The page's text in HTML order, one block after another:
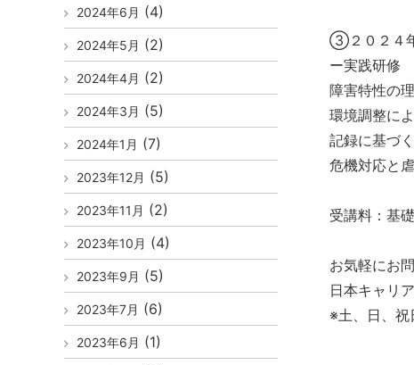
③２０２４
ー実践研修
障害特性の
環境調整に
記録に基づ
危機対応と
受講料：基
お気軽にお
日本キャリ
※土、日、祝
2024年6月 (4)
2024年5月 (2)
2024年4月 (2)
2024年3月 (5)
2024年1月 (7)
2023年12月 (5)
2023年11月 (2)
2023年10月 (4)
2023年9月 (5)
2023年7月 (6)
2023年6月 (1)